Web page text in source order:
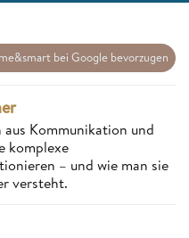
bei Google bevorzugen
Kommunikation und
komplexe
– und wie man sie
versteht.